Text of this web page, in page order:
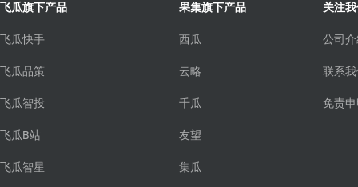
飞瓜旗下产品
飞瓜快手
飞瓜品策
飞瓜智投
飞瓜B站
飞瓜智星
果集旗下产品
西瓜
云略
千瓜
友望
集瓜
关注
公司
联系
免责